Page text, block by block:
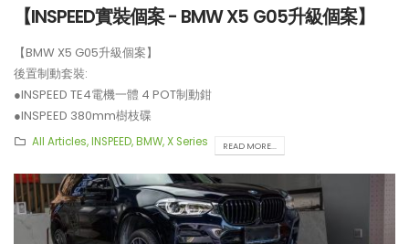
【INSPEED實裝個案 - BMW X5 G05升級個案】
【BMW X5 G05升級個案】
後置制動套裝:
●INSPEED TE4電機一體 4 POT制動鉗
●INSPEED 380mm樹枝碟
**制動套裝適用於19吋或以上車鈴安裝。
All Articles,INSPEED,BMW,X Series READ MORE...